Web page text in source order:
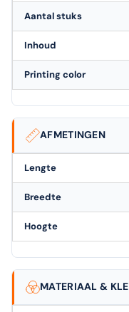
Aantal stuks
Inhoud
Printing color
AFMETINGEN
Lengte
Breedte
Hoogte
MATERIAAL &